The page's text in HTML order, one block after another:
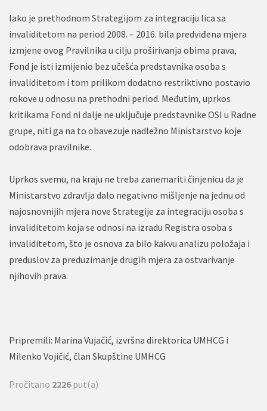
Iako je prethodnom Strategijom za integraciju lica sa
invaliditetom na period 2008. – 2016. bila predviđena mjera
izmjene ovog Pravilnika u cilju proširivanja obima prava,
Fond je isti izmijenio bez učešća predstavnika osoba s
invaliditetom i tom prilikom dodatno restriktivno postavio
rokove u odnosu na prethodni period. Međutim, uprkos
kritikama Fond ni dalje ne uključuje predstavnike OSI u Radne
grupe, niti ga na to obavezuje nadležno Ministarstvo koje
odobrava pravilnike.
Uprkos svemu, na kraju ne treba zanemariti činjenicu da je
Ministarstvo zdravlja dalo negativno mišljenje na jednu od
najosnovnijih mjera nove Strategije za integraciju osoba s
invaliditetom koja se odnosi na izradu Registra osoba s
invaliditetom, što je osnova za bilo kakvu analizu položaja i
preduslov za preduzimanje drugih mjera za ostvarivanje
njihovih prava.
Pripremili: Marina Vujačić, izvršna direktorica UMHCG i
Milenko Vojičić, član Skupštine UMHCG
Pročitano 2226put(a)